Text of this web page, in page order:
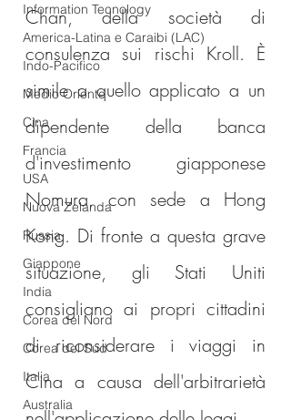
Information Tecnology
America-Latina e Caraibi (LAC)
Indo-Pacifico
Medio Oriente
Cina
Francia
USA
Nuova Zelanda
Russia
Giappone
India
Corea del Nord
Corea del Sud
Italia
Australia
Chan, della società di
consulenza sui rischi Kroll. È
simile a quello applicato a un
dipendente della banca
d'investimento giapponese
Nomura, con sede a Hong
Kong. Di fronte a questa grave
situazione, gli Stati Uniti
consigliano ai propri cittadini
di riconsiderare i viaggi in
Cina a causa dell'arbitrarietà